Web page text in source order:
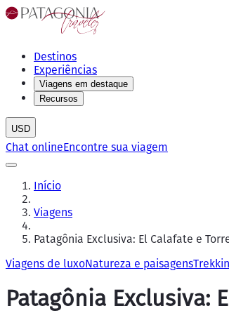
Destinos
Experiências
Viagens em destaque
Recursos
USD
Chat onlineEncontre sua viagem
Início
Viagens
Patagônia Exclusiva: El Calafate e
Viagens de luxoNatureza e paisagens
Patagônia Exclusiva: